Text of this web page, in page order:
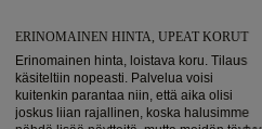
ERINOMAINEN HINTA, UPEAT KORUT
Erinomainen hinta, loistava koru. Tilaus
käsiteltiin nopeasti. Palvelua voisi
kuitenkin parantaa niin, että aika olisi
joskus liian rajallinen, koska halusimme